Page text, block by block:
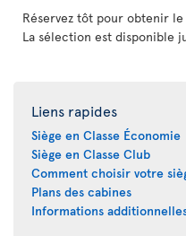
Réservez tôt pour obtenir
La sélection est disponible
Liens rapides
Siège en Classe Économie
Siège en Classe Club
Comment choisir votre
Plans des cabines
Informations